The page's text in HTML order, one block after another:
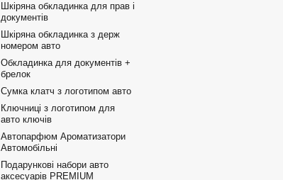
Шкіряна обкладинка для прав і
документів
Шкіряна обкладинка з держ
номером авто
Обкладинка для документів +
брелок
Сумка клатч з логотипом авто
Ключниці з логотипом для
авто ключів
Автопарфюм Ароматизатори
Автомобільні
Подарункові набори авто
аксесуарів PREMIUM